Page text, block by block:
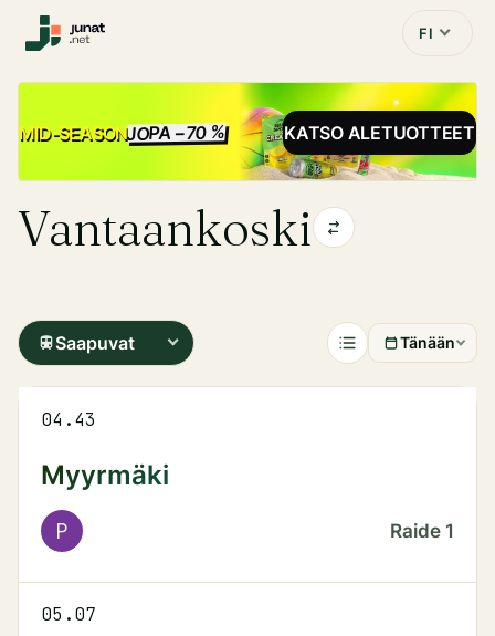
FI
MID-SEASONJOPA −70 %ALE KATSO ALETUOTTEET
Vantaankoski
Saapuvat Tänään
04.43
Myyrmäki
P Raide 1
05.07